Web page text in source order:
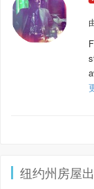
纽约州房屋